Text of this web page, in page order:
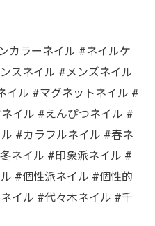
カラーネイル #ネイルケ
スネイル #メンズネイル
イル #マグネットネイル #
イル #えんぴつネイル #
#カラフルネイル #春ネ
ネイル #印象派ネイル #
#個性派ネイル #個性的
イル #代々木ネイル #千